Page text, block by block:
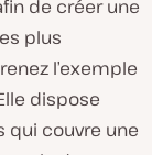
de créer une
plus
l’exemple
dispose
qui couvre une